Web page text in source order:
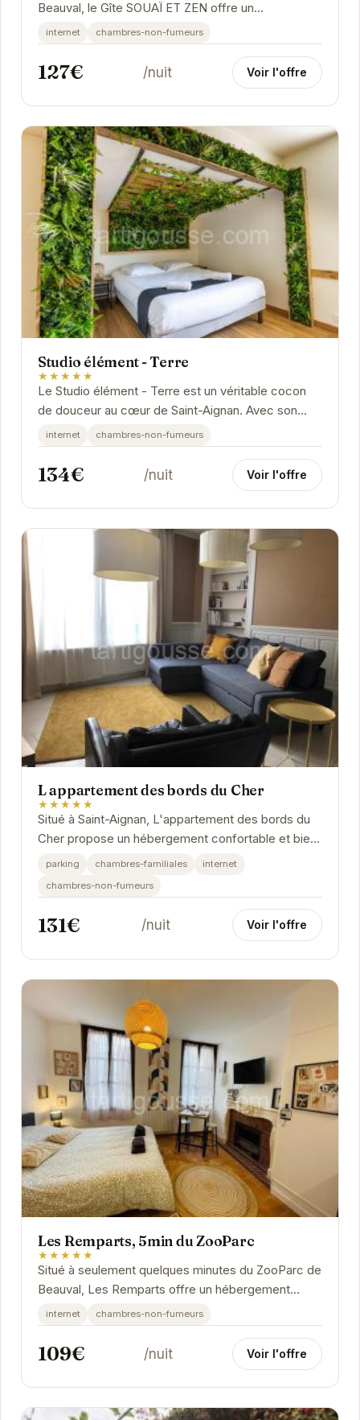
Beauval, le Gîte SOUAÏ ET ZEN offre un
hébergement confortable et bien équipé.
internet chambres-non-fumeurs
127€ /nuit Voir l'offre
Studio élément - Terre
★★★★★
Le Studio élément - Terre est un véritable cocon
de douceur au cœur de Saint-Aignan. Avec son
ambiance chaleureuse et ses équipements
modernes,...
internet chambres-non-fumeurs
134€ /nuit Voir l'offre
L appartement des bords du Cher
★★★★★
Situé à Saint-Aignan, L'appartement des bords du
Cher propose un hébergement confortable et bien
équipé. Idéal pour les familles et les...
parking chambres-familiales
internet
chambres-non-fumeurs
131€ /nuit Voir l'offre
Les Remparts, 5min du ZooParc
★★★★★
Situé à seulement quelques minutes du ZooParc de
Beauval, Les Remparts offre un hébergement
confortable et pratique pour votre séjour à...
internet chambres-non-fumeurs
109€ /nuit Voir l'offre